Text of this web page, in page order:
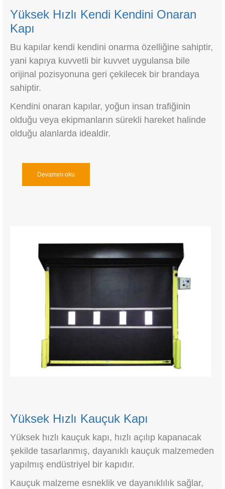
Yüksek Hızlı Kendi Kendini Onaran
Kapı
Bu kapılar kendi kendini onarma özelliğine sahiptir,
yani kapıya kuvvetli bir kuvvet uygulansa bile
orijinal pozisyonuna geri çekilecek bir brandaya
sahiptir.
Kendini onaran kapılar, yoğun insan trafiğinin
olduğu veya ekipmanların sürekli hareket halinde
olduğu alanlarda idealdir.
Devamını oku
Yüksek Hızlı Kauçuk Kapı
Yüksek hızlı kauçuk kapı, hızlı açılıp kapanacak
şekilde tasarlanmış, dayanıklı kauçuk malzemeden
yapılmış endüstriyel bir kapıdır.
Kauçuk malzeme esneklik ve dayanıklılık sağlar,